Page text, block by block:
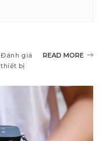
Đánh giá
thiết bị
READ MORE